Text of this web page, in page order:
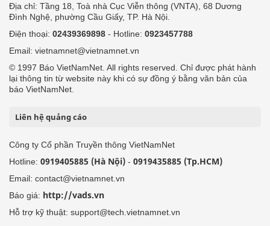
Địa chỉ: Tầng 18, Toà nhà Cục Viễn thông (VNTA), 68 Dương
Đình Nghệ, phường Cầu Giấy, TP. Hà Nội.
Điện thoại: 02439369898 - Hotline: 0923457788
Email: vietnamnet@vietnamnet.vn
© 1997 Báo VietNamNet. All rights reserved. Chỉ được phát hành
lại thông tin từ website này khi có sự đồng ý bằng văn bản của
báo VietNamNet.
Liên hệ quảng cáo
Công ty Cổ phần Truyền thông VietNamNet
Hotline: 0919405885 (Hà Nội) - 0919435885 (Tp.HCM)
Email: contact@vietnamnet.vn
Báo giá: http://vads.vn
Hỗ trợ kỹ thuật: support@tech.vietnamnet.vn